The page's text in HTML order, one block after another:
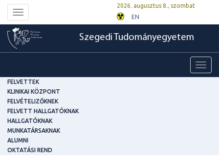
Toggle
navigation
2026. augusztus 8., szombat
EN
Szegedi Tudományegyetem
FELVETTEK
KLINIKAI KÖZPONT
FELVÉTELIZŐKNEK
FELVETT HALLGATÓKNAK
HALLGATÓKNAK
MUNKATÁRSAKNAK
ALUMNI
OKTATÁSI REND